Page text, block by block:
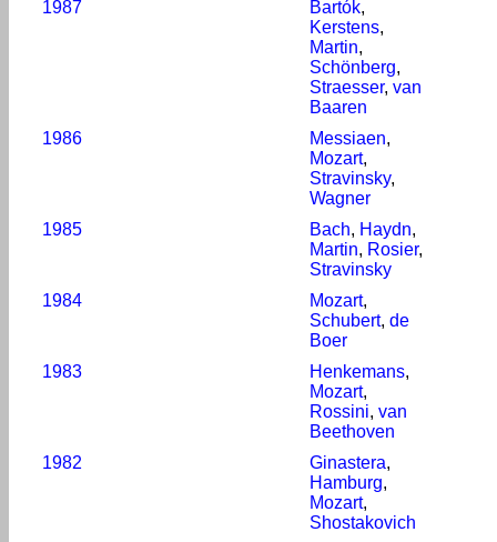
1987 Bartók,
Kerstens,
Martin,
Schönberg,
Straesser, van
Baaren
1986
Messiaen,
Mozart,
Stravinsky,
Wagner
1985
Bach, Haydn,
Martin, Rosier,
Stravinsky
1984
Mozart,
Schubert, de
Boer
1983
Henkemans,
Mozart,
Rossini, van
Beethoven
1982
Ginastera,
Hamburg,
Mozart,
Shostakovich